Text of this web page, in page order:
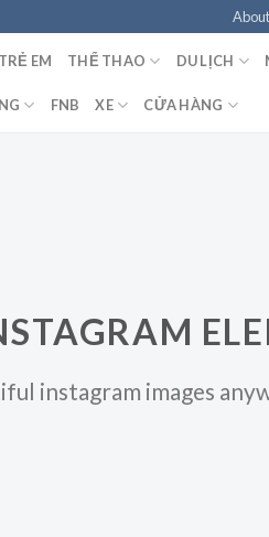
About
TRẺ EM THỂ THAO DU LỊCH
FNB XE CỬA HÀNG
instagram images